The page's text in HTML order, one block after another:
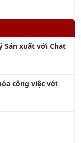
Sản xuất với Chat
công việc với